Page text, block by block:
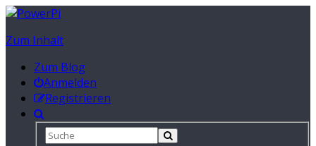
Zum Inhalt
Zum Blog
Anmelden
Registrieren